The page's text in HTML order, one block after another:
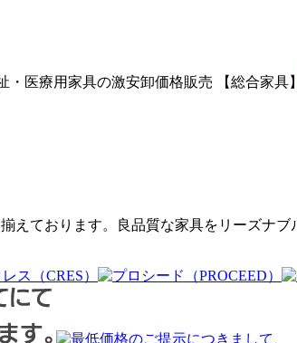
医療用家具の激安卸価格販売 【総合家具】